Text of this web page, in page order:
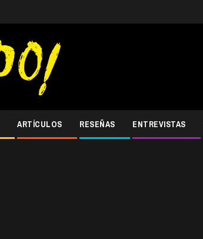
ARTÍCULOS RESEÑAS ENTREVISTAS